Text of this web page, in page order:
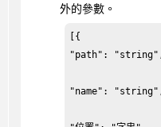
外的參數。
[{
"path":
"name":